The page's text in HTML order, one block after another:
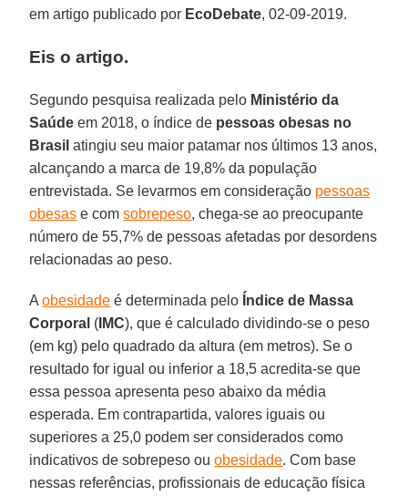
em artigo publicado por EcoDebate, 02-09-2019.
Eis o artigo.
Segundo pesquisa realizada pelo Ministério da
Saúde em 2018, o índice de pessoas obesas no
Brasil atingiu seu maior patamar nos últimos 13 anos,
alcançando a marca de 19,8% da população
entrevistada. Se levarmos em consideração pessoas
obesas e comsobrepeso, chega-se ao preocupante
número de 55,7% de pessoas afetadas por desordens
relacionadas ao peso.
Aobesidade é determinada pelo Índice de Massa
Corporal ( IMC), que é calculado dividindo-se o peso
(em kg) pelo quadrado da altura (em metros). Se o
resultado for igual ou inferior a 18,5 acredita-se que
essa pessoa apresenta peso abaixo da média
esperada. Em contrapartida, valores iguais ou
superiores a 25,0 podem ser considerados como
indicativos de sobrepeso ouobesidade. Com base
nessas referências, profissionais de educação física